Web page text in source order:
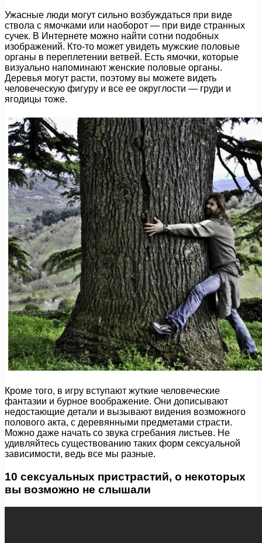
Ужасные люди могут сильно возбуждаться при виде
ствола с ямочками или наоборот — при виде странных
сучек. В Интернете можно найти сотни подобных
изображений. Кто-то может увидеть мужские половые
органы в переплетении ветвей. Есть ямочки, которые
визуально напоминают женские половые органы.
Деревья могут расти, поэтому вы можете видеть
человеческую фигуру и все ее округлости — груди и
ягодицы тоже.
Кроме того, в игру вступают жуткие человеческие
фантазии и бурное воображение. Они дописывают
недостающие детали и вызывают видения возможного
полового акта, с деревянными предметами страсти.
Можно даже начать со звука сгребания листьев. Не
удивляйтесь существованию таких форм сексуальной
зависимости, ведь все мы разные.
10 сексуальных пристрастий, о некоторых
вы возможно не слышали